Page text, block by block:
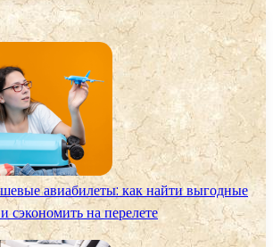
авиабилеты: как найти выгодные
сэкономить на перелете